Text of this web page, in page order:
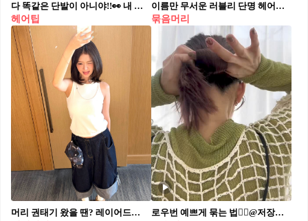
다 똑같은 단발이 아니야!!👀 내 얼굴형과 분위기에 어울리는 단발 여기서 찾아보자🔍💓 단발 헤어스타일링 꿀팁 4가지, 저장해 두세요. 1. 숏단발 단발 숏컷은 타원형, 하트형, 각진 얼굴형 등 다양한 얼굴형에 잘 어울리며, 앞머리와 옆머리 스타일로 얼굴형을 돋보이게 할 수 있습니다. 짧은 길이 덕분에 손질이 간편하고, 웨이브나 컬로 다양한 무드를 연출해 세련되게 연출할 수 있습니다. 2. 태슬컷 태슬컷은 층이 자연스럽게 떨어져 얼굴선을 부드럽게 감싸주며, 라인이 딱 떨어지는 스타일로 세련되고 도시적인 느낌을 줍니다. 타원형, 하트형, 각진 얼굴형 등 다양한 얼굴형에 잘 어울려 누구나 시도하기 좋은 스타일입니다. 3. 단발펌 단발 펌은 자연스러운 볼륨과 컬로 얼굴선을 부드럽게 감싸주어 깔끔하고 정돈된 이미지를 만들어 줍니다. 특히 각진 얼굴형과 사각형 얼굴형에 얼굴선을 부드럽게 감싸 안정감 있게 어울립니다. 4. 보브컷 보브컷은 목선 정도 길이로 청순하면서 세련된 이미지를 살릴 수 있는 스타일입니다. 얼굴형에 따라 층을 조절할 수 있어 갸름하고 긴 얼굴형에 특히 잘 어울립니다.
헤어팁
이름만 무서운 러블리 단명 헤어🎀 영미권에서 “일본 애니메이션에서 일찍 죽은 엄마들은 왜 똑같은 헤어스타일을 하는 거야?”라는 질문에서 시작된 이야기. 그렇게 농담처럼 시작된 스타일엔 어느새 ‘단명헤어’라는 별명이 붙었는데요. 이름은 살짝 무섭지만, 사랑스러운 분위기 덕분에 여자 아이돌들 사이에서 종종 등장하는 인기 스타일이기도 해요. 긴 머리가 지겨워졌다면, 한쪽으로 살짝 묶어 연출하는 단명헤어에 도전해보는 건 어떨까요?💖
묶음머리
머리 권태기 왔을 땐? 레이어드💇🏻‍♀️ 애매한 기장엔 잘 어울리는 중단발 레이어드하자💛✨
로우번 예쁘게 묶는 법👱‍♀️@저장💚 한번 보고 모르겠다면 느린 버전 보고 따라해🪄